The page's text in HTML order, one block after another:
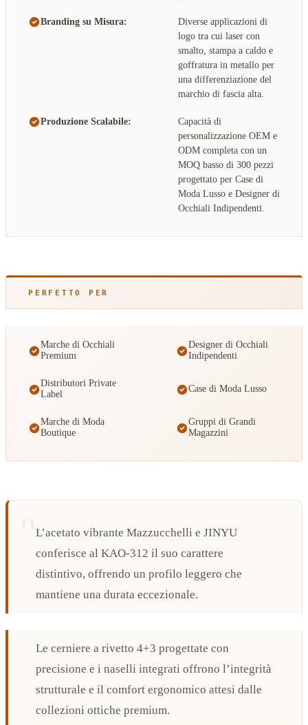
Branding su Misura:
Diverse applicazioni di
logo tra cui laser con
smalto, stampa a caldo e
goffratura in metallo per
una differenziazione del
marchio di fascia alta.
Produzione Scalabile:
Capacità di
personalizzazione OEM e
ODM completa con un
MOQ basso di 300 pezzi
progettato per Case di
Moda Lusso e Designer di
Occhiali Indipendenti.
PERFETTO PER
Marche di Occhiali
Premium
Designer di Occhiali
Indipendenti
Distributori Private
Label
Case di Moda Lusso
Marche di Moda
Boutique
Gruppi di Grandi
Magazzini
L’acetato vibrante Mazzucchelli e JINYU
conferisce al KAO-312 il suo carattere
distintivo, offrendo un profilo leggero che
mantiene una durata eccezionale.
Le cerniere a rivetto 4+3 progettate con
precisione e i naselli integrati offrono l’integrità
strutturale e il comfort ergonomico attesi dalle
collezioni ottiche premium.